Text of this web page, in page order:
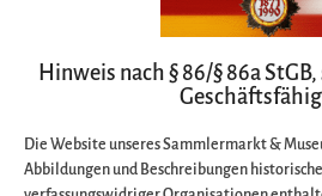
Hinweis nach § 86/§ 86a
Die Website unseres Sammlermarkt &
Abbildungen und Beschreibungen